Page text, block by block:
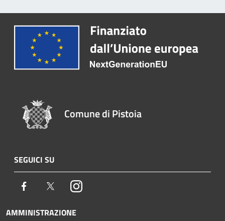
Comune di Pistoia
SEGUICI SU
Facebook TwitterInstagram
AMMINISTRAZIONE